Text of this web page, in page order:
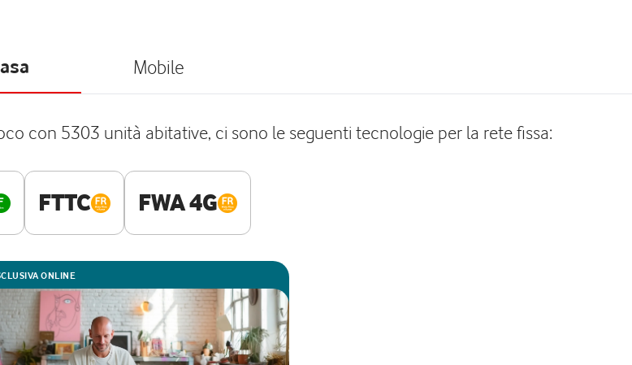
Mobile
con 5303 unità abitative, ci sono le seguenti tecnologie per la rete fissa:
FTTC FWA 4G
ONLINE